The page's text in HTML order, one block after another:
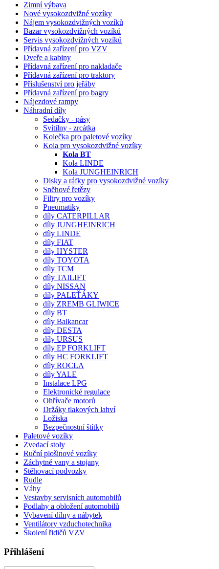
Zimní výbava
Nové vysokozdvižné vozíky
Nájem vysokozdvižných vozíků
Bazar vysokozdvižných vozíků
Servis vysokozdvižných vozíků
Přídavná zařízení pro VZV
Dveře a kabiny
Přídavná zařízení pro nakladače
Přídavná zařízení pro traktory
Příslušenství pro jeřáby
Přídavná zařízení pro bagry
Nájezdové rampy
Náhradní díly
Sedačky - pásy
Svítilny - zrcátka
Kolečka pro paletové vozíky
Kola pro vysokozdvižné vozíky
Kola BT
Kola LINDE
Kola JUNGHEINRICH
Disky a ráfky pro vysokozdvižné vozíky
Sněhové řetězy
Filtry pro vozíky
Pneumatiky
díly CATERPILLAR
díly JUNGHEINRICH
díly LINDE
díly FIAT
díly HYSTER
díly TOYOTA
díly TCM
díly TAILIFT
díly NISSAN
díly PALEŤÁKY
díly ZREMB GLIWICE
díly BT
díly Balkancar
díly DESTA
díly URSUS
díly EP FORKLIFT
díly HC FORKLIFT
díly ROCLA
díly YALE
Instalace LPG
Elektronické regulace
Ohřívače motorů
Držáky tlakových lahví
Ložiska
Bezpečnostní štítky
Paletové vozíky
Zvedací stoly
Ruční plošinové vozíky
Záchytné vany a stojany
Stěhovací podvozky
Rudle
Váhy
Vestavby servisních automobilů
Podlahy a obložení automobilů
Vybavení dílny a nábytek
Ventilátory vzduchotechnika
Školení řidičů VZV
Přihlášení